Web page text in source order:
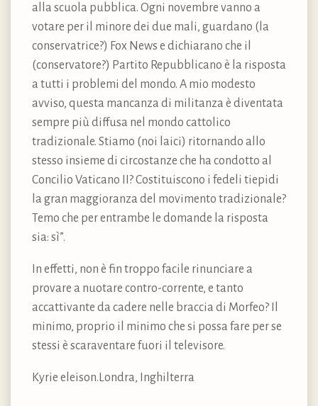
alla scuola pubblica. Ogni novembre vanno a
votare per il minore dei due mali, guardano (la
conservatrice?) Fox News e dichiarano che il
(conservatore?) Partito Repubblicano è la risposta
a tutti i problemi del mondo. A mio modesto
avviso, questa mancanza di militanza è diventata
sempre più diffusa nel mondo cattolico
tradizionale. Stiamo (noi laici) ritornando allo
stesso insieme di circostanze che ha condotto al
Concilio Vaticano II? Costituiscono i fedeli tiepidi
la gran maggioranza del movimento tradizionale?
Temo che per entrambe le domande la risposta
sia: sì”.
In effetti, non è fin troppo facile rinunciare a
provare a nuotare contro-corrente, e tanto
accattivante da cadere nelle braccia di Morfeo? Il
minimo, proprio il minimo che si possa fare per se
stessi è scaraventare fuori il televisore.
Kyrie eleison.Londra, Inghilterra